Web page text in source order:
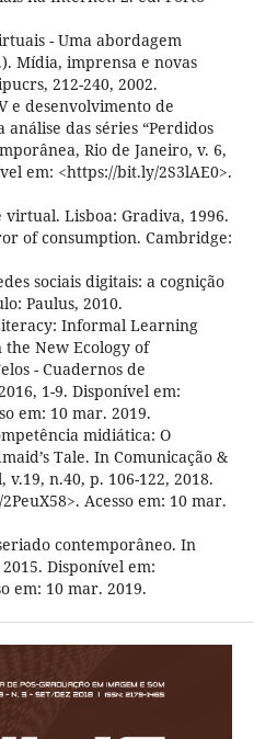
- Uma abordagem
Mídia, imprensa e novas
212-240, 2002.
e desenvolvimento de
das séries “Perdidos
Rio de Janeiro, v. 6,
em: <https://bit.ly/2S3lAE0>.
virtual. Lisboa: Gradiva, 1996.
of consumption. Cambridge:
sociais digitais: a cognição
Paulus, 2010.
Informal Learning
New Ecology of
- Cuadernos de
1-9. Disponível em:
em: 10 mar. 2019.
midiática: O
Tale. In Comunicação &
v.19, n.40, p. 106-122, 2018.
Acesso em: 10 mar.
contemporâneo. In
Disponível em:
em: 10 mar. 2019.